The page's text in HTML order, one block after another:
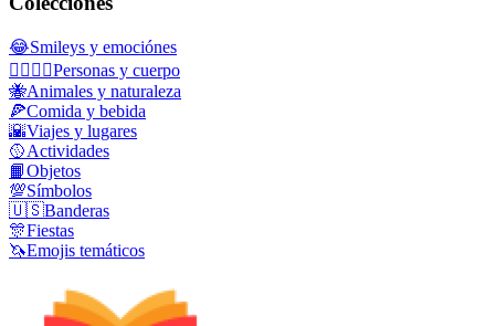
😂Smileys y emociónes
👩‍❤️‍💋‍👨Personas y cuerpo
🐝Animales y naturaleza
🍕Comida y bebida
🌇Viajes y lugares
🥎Actividades
📙Objetos
💯Símbolos
🇺🇸Banderas
🎊Fiestas
🦄Emojis temáticos